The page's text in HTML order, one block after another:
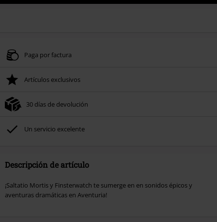
Paga por factura
Artículos exclusivos
30 días de devolución
Un servicio excelente
Descripción de artículo
¡Saltatio Mortis y Finsterwatch te sumerge en en sonidos épicos y
aventuras dramáticas en Aventuria!